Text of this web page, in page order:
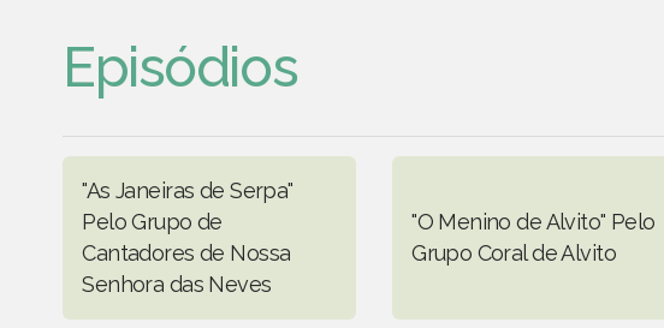
Episódios
"As Janeiras de Serpa"
Pelo Grupo de
Cantadores de Nossa
Senhora das Neves
"O Menino de Alvito" Pelo
Grupo Coral de Alvito